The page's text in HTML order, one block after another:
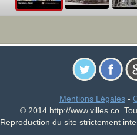
Mentions Légales -
© 2014 http://www.villes.co.
Reproduction du site strictement